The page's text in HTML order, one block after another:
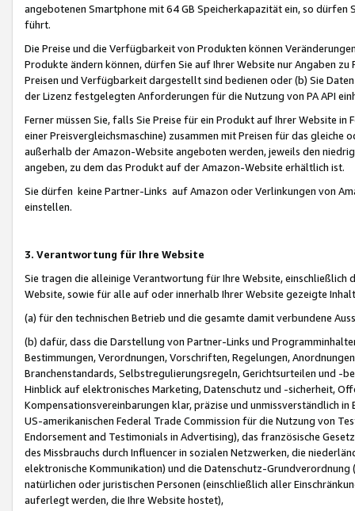
angebotenen Smartphone mit 64 GB Speicherkapazität ein, so dürfen
führt.
Die Preise und die Verfügbarkeit von Produkten können
Produkte ändern können, dürfen Sie auf Ihrer Website nur Angaben
Preisen und Verfügbarkeit dargestellt sind bedienen oder (b) Sie
der Lizenz festgelegten Anforderungen für die Nutzung von PA API
Ferner müssen Sie, falls Sie Preise für ein Produkt auf Ihrer Website
einer Preisvergleichsmaschine) zusammen mit Preisen für das
außerhalb der Amazon-Website angeboten werden, jeweils den
angeben, zu dem das Produkt auf der Amazon-Website erhältlich ist.
Sie dürfen keine Partner-Links auf Amazon oder Verlinkungen von
einstellen.
3. Verantwortung für Ihre Website
Sie tragen die alleinige Verantwortung für Ihre Website,
Website, sowie für alle auf oder innerhalb Ihrer Website gezeigte
(a) für den technischen Betrieb und die gesamte damit verbundene
(b) dafür, dass die Darstellung von Partner-Links und
Bestimmungen, Verordnungen, Vorschriften, Regelungen,
Branchenstandards, Selbstregulierungsregeln, Gerichtsurteilen und -
Hinblick auf elektronisches Marketing, Datenschutz und -sicherheit,
Kompensationsvereinbarungen klar, präzise und unmissverständlich
US-amerikanischen Federal Trade Commission für die Nutzung von
Endorsement and Testimonials in Advertising), das französische
des Missbrauchs durch Influencer in sozialen Netzwerken, die
elektronische Kommunikation) und die Datenschutz-
natürlichen oder juristischen Personen (einschließlich aller
auferlegt werden, die Ihre Website hostet),